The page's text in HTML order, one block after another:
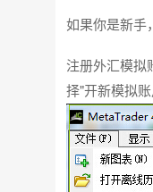
如果你是新手
注册外汇模拟
择"开新模拟